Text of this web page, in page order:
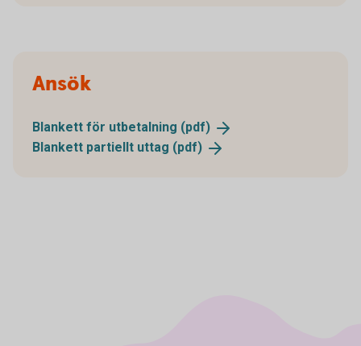
Ansök
Blankett för utbetalning (pdf)
Blankett partiellt uttag (pdf)